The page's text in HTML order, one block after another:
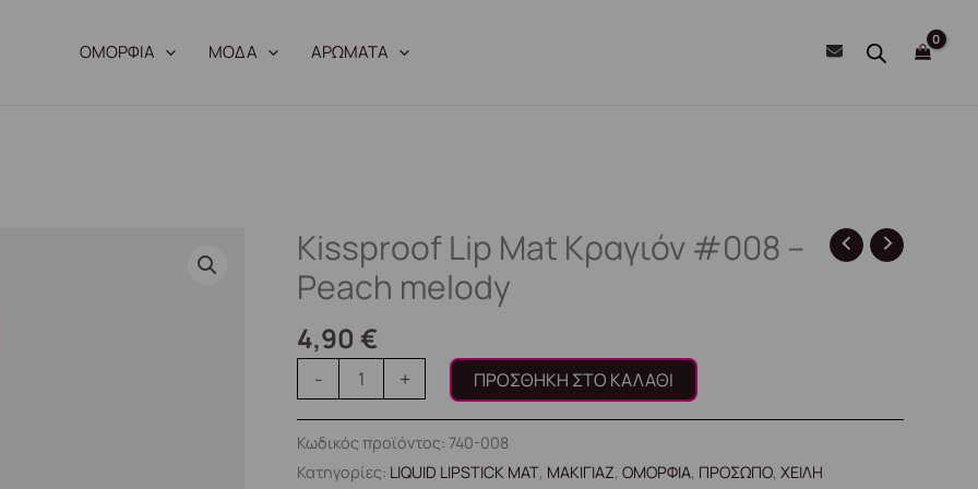
ΟΜΟΡΦΙΑ ΜΟΔΑ ΑΡΩΜΑΤΑ
Kissproof Lip Mat Κραγιόν #008 –
Peach melody
4,90€
-
Kissproof
Lip
Mat
Κραγιόν
#008
Peach
melody
ποσότητα
+ ΠΡΟΣΘΉΚΗ ΣΤΟ ΚΑΛΆΘΙ
Κωδικός προϊόντος: 740-008
Κατηγορίες: LIQUID LIPSTICK MAT, ΜΑΚΙΓΙΑΖ,ΟΜΟΡΦΙΑ, ΠΡΟΣΩΠΟ,ΧΕΙΛΗ